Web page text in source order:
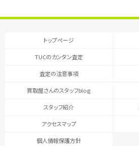
トップページ
TUCのカンタン査定
査定の注意事項
買取屋さんのスタッフblog
スタッフ紹介
アクセスマップ
個人情報保護方針